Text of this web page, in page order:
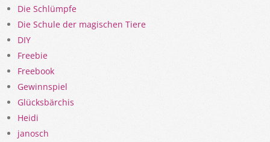
Die Schlümpfe
Die Schule der magischen Tiere
DIY
Freebie
Freebook
Gewinnspiel
Glücksbärchis
Heidi
janosch